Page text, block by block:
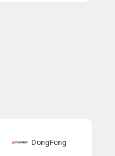
DongFeng